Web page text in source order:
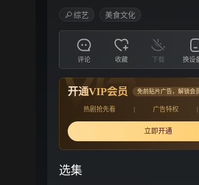
综艺 美食文化
评论 收藏 下载 换设
开通VIP会员 免前贴片广告，解锁会
热剧抢先看 | 广告特权 |
立即开通
选集